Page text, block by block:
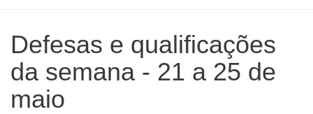
Defesas e qualificações
da semana - 21 a 25 de
maio